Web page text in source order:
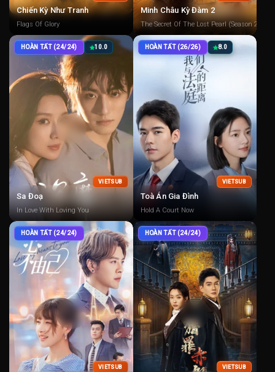
Chiến Kỳ Như Tranh
Flags Of Glory
Minh Châu Kỳ Đàm 2
The Secret Of The Lost Pearl (Season 2)
HOÀN TẤT (24/24) 10.0
VIETSUB
Sa Đoạ
In Love With Loving You
HOÀN TẤT (26/26) 8.0
VIETSUB
Toà Án Gia Đình
Hold A Court Now
HOÀN TẤT (24/24)
VIETSUB
HOÀN TẤT (24/24)
VIETSUB